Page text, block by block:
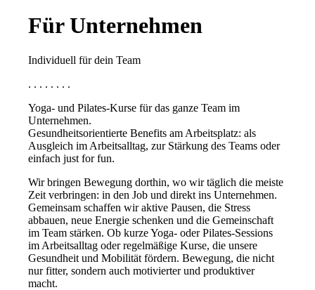
Für Unternehmen
Individuell für dein Team
. . . . . . . .
Yoga- und Pilates-Kurse für das ganze Team im
Unternehmen.
Gesundheitsorientierte Benefits am Arbeitsplatz: als
Ausgleich im Arbeitsalltag, zur Stärkung des Teams oder
einfach just for fun.
Wir bringen Bewegung dorthin, wo wir täglich die meiste
Zeit verbringen: in den Job und direkt ins Unternehmen.
Gemeinsam schaffen wir aktive Pausen, die Stress
abbauen, neue Energie schenken und die Gemeinschaft
im Team stärken. Ob kurze Yoga- oder Pilates-Sessions
im Arbeitsalltag oder regelmäßige Kurse, die unsere
Gesundheit und Mobilität fördern. Bewegung, die nicht
nur fitter, sondern auch motivierter und produktiver
macht.